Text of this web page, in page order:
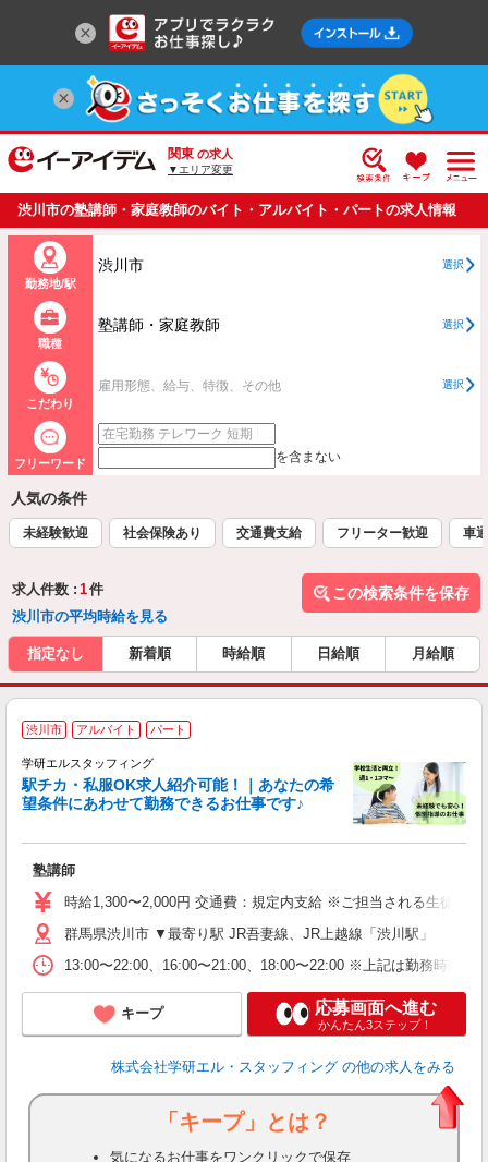
関東 の求人
▼エリア変更
渋川市の塾講師・家庭教師のバイト・アルバイト・パートの求人情報
一覧
勤務地/駅
渋川市 選択
職種
塾講師・家庭教師 選択
こだわり
雇用形態、給与、特徴、その他 選択
フリーワード を含まない
人気の条件
未経験歓迎 社会保険あり 交通費支給 フリーター歓迎 車
求人件数 : 1件
渋川市の平均時給を見る
この検索条件を保存
指定なし 新着順 時給順 日給順 月給順
渋川市 アルバイト パート
学研エルスタッフィング
駅チカ・私服OK求人紹介可能！｜あなたの希
望条件にあわせて勤務できるお仕事です♪
塾講師
時給1,300〜2,000円 交通費：規定内支給 ※ご担当される生徒さ
群馬県渋川市 ▼最寄り駅 JR吾妻線、JR上越線「渋川駅」
13:00〜22:00、16:00〜21:00、18:00〜22:00 ※上記は勤務時間の
キープ 応募画面へ進む
かんたん3ステップ！
株式会社学研エル・スタッフィング の他の求人をみる
「キープ」とは？
気になるお仕事をワンクリックで保存